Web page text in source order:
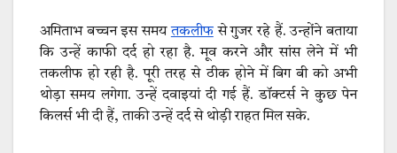
अमिताभ बच्चन इस समयतकलीफसे गुजर रहे हैं. उन्होंने बताया
कि उन्हें काफी दर्द हो रहा है. मूव करने और सांस लेने में भी
तकलीफ हो रही है. पूरी तरह से ठीक होने में बिग बी को अभी
थोड़ा समय लगेगा. उन्हें दवाइयां दी गई हैं. डॉक्टर्स ने कुछ पेन
किलर्स भी दी हैं, ताकी उन्हें दर्द से थोड़ी राहत मिल सके.